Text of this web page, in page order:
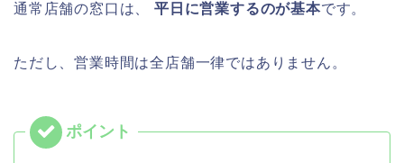
通常店舗の窓口は、 平日に営業するのが基本です。
ただし、営業時間は全店舗一律ではありません。